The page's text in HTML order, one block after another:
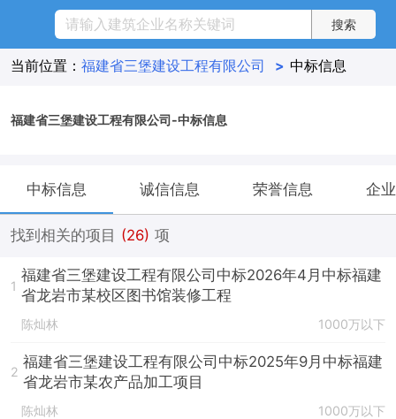
当前位置： 福建省三堡建设工程有限公司 > 中标信息
福建省三堡建设工程有限公司-中标信息
中标信息 诚信信息 荣誉信息 企
找到相关的项目 (26) 项
1
福建省三堡建设工程有限公司中标2026年4月中标福建
省龙岩市某校区图书馆装修工程
陈灿林 1000万以下
2
福建省三堡建设工程有限公司中标2025年9月中标福建
省龙岩市某农产品加工项目
陈灿林 1000万以下